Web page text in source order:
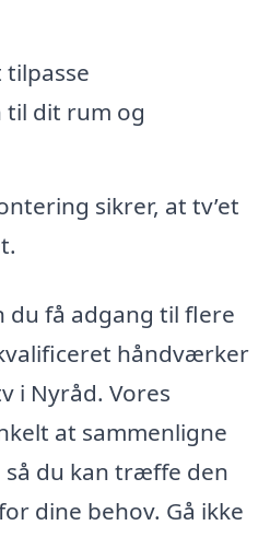
dit rum og
sikrer, at tv’et
du få adgang til flere
håndværker
i Nyråd. Vores
at sammenligne
du kan træffe den
dine behov. Gå ikke